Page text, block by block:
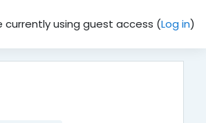
currently using guest access (Log in)